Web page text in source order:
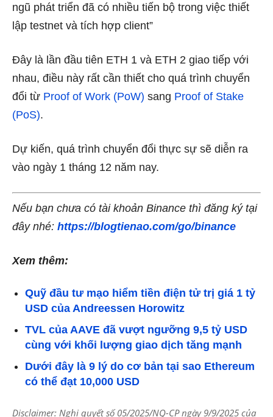
ngũ phát triển đã có nhiều tiến bộ trong việc thiết
lập testnet và tích hợp client”
Đây là lần đầu tiên ETH 1 và ETH 2 giao tiếp với
nhau, điều này rất cần thiết cho quá trình chuyển
đổi từ Proof of Work (PoW) sang Proof of Stake
(PoS).
Dự kiến, quá trình chuyển đổi thực sự sẽ diễn ra
vào ngày 1 tháng 12 năm nay.
Nếu bạn chưa có tài khoản Binance thì đăng ký tại
đây nhé: https://blogtienao.com/go/binance
Xem thêm:
Quỹ đầu tư mạo hiểm tiền điện tử trị giá 1 tỷ
USD của Andreessen Horowitz
TVL của AAVE đã vượt ngưỡng 9,5 tỷ USD
cùng với khối lượng giao dịch tăng mạnh
Dưới đây là 9 lý do cơ bản tại sao Ethereum
có thể đạt 10,000 USD
Disclaimer: Nghị quyết số 05/2025/NQ-CP ngày 9/9/2025 của